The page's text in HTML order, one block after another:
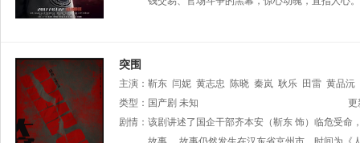
突围
主演： 靳东 闫妮 黄志忠 陈晓 秦岚 耿乐 田雷 黄品沅
秦焰 丁勇岱 王阳
类型： 国产剧 未知
更
剧情： 该剧讲述了国企干部齐本安（靳东 饰）临危受命